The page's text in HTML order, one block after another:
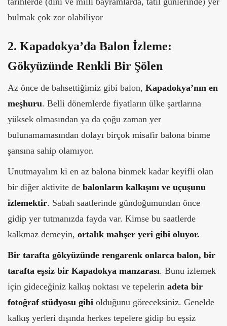
bulmak çok zor olabiliyor
2. Kapadokya’da Balon İzleme:
Gökyüzünde Renkli Bir Şölen
Az önce de bahsettiğimiz gibi balon, Kapadokya’nın en
meşhuru. Belli dönemlerde fiyatların ülke şartlarına
yüksek olmasından ya da çoğu zaman yer
bulunamamasından dolayı birçok misafir balona binme
şansına sahip olamıyor.
Unutmayalım ki en az balona binmek kadar keyifli olan
bir diğer aktivite de balonların kalkışını ve uçuşunu
izlemektir. Sabah saatlerinde gündoğumundan önce
gidip yer tutmanızda fayda var. Kimse bu saatlerde
kalkmaz demeyin, ortalık mahşer yeri gibi oluyor.
Bir tarafta gökyüzünde rengarenk onlarca balon, bir
tarafta eşsiz bir Kapadokya manzarası. Bunu izlemek
için gideceğiniz kalkış noktası ve tepelerin adeta bir
fotoğraf stüdyosu gibi olduğunu göreceksiniz. Genelde
kalkış yerleri dışında herkes tepelere gidip bu eşsiz